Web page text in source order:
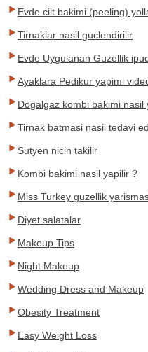
Evde cilt bakimi (peeling)
Tirnaklar nasil guclendirilir
Evde Uygulanan Guzellik
Ayaklara Pedikur yapimi
Dogalgaz kombi bakimi nasil
Tirnak batmasi nasil tedavi
Sutyen nicin takilir
Kombi bakimi nasil yapilir ?
Miss Turkey guzellik
Diyet salatalar
Makeup Tips
Night Makeup
Wedding Dress and Makeup
Obesity Treatment
Easy Weight Loss